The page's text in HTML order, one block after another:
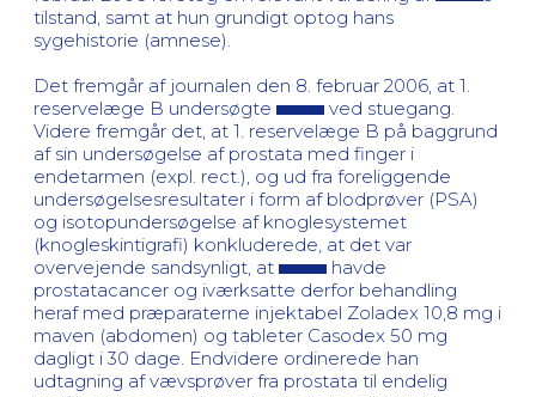
tilstand, samt at hun grundigt optog hans
sygehistorie (amnese).
Det fremgår af journalen den 8. februar 2006, at 1.
reservelæge B undersøgte
ved stuegang.
Videre fremgår det, at 1. reservelæge B på baggrund
af sin undersøgelse af prostata med finger i
endetarmen (expl. rect.), og ud fra foreliggende
undersøgelsesresultater i form af blodprøver (PSA)
og isotopundersøgelse af knoglesystemet
(knogleskintigrafi) konkluderede, at det var
overvejende sandsynligt, at
havde
prostatacancer og iværksatte derfor behandling
heraf med præparaterne injektabel Zoladex 10,8 mg i
maven (abdomen) og tableter Casodex 50 mg
dagligt i 30 dage. Endvidere ordinerede han
udtagning af vævsprøver fra prostata til endelig